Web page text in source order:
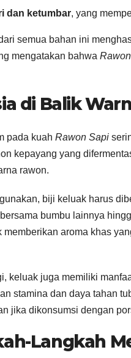
dan ketumbar, yang
semua bahan ini
mengatakan bahwa
di Balik
pada kuah Rawon Sapi
kepayang yang
rawon.
biji keluak harus
bumbu lainnya
memberikan aroma khas
keluak juga memiliki
stamina dan daya tahan
jika dikonsumsi dengan
Langkah